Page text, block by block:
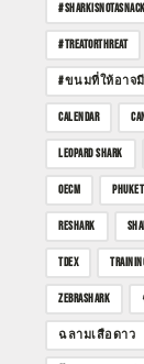
#SHARKISNOTASNACK
#TREATORTHREAT
#ขนมที่ให้อาจ
CALENDAR
LEOPARD SHARK
OECM
RESHARK
TDEX
ZEBRASHARK
ฉลามเสือดาว